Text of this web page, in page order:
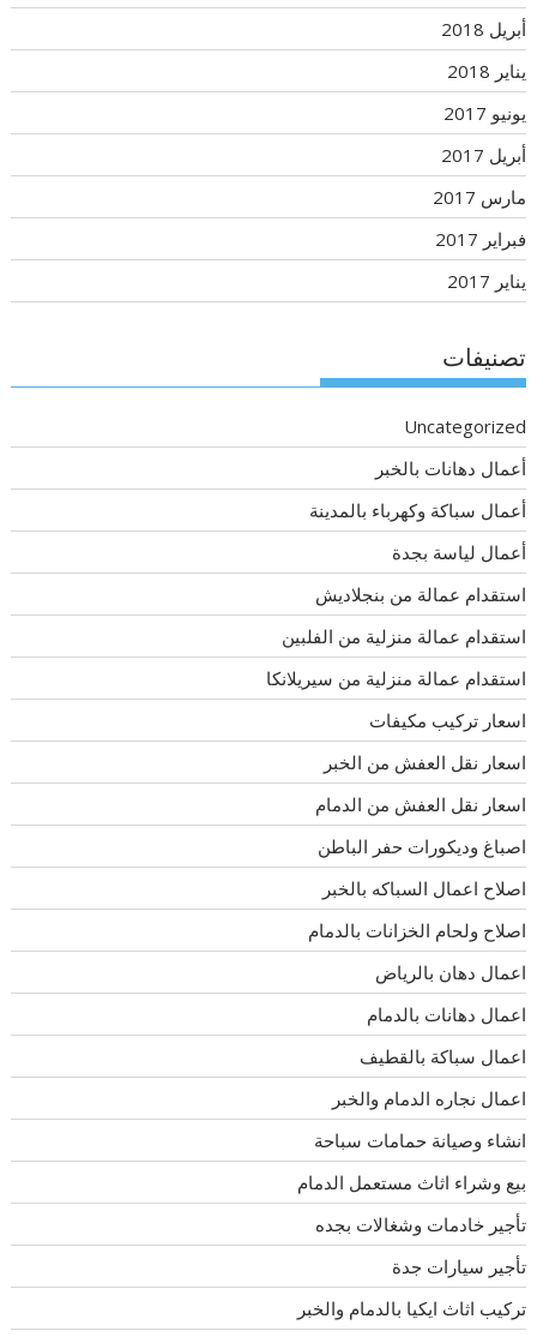
أبريل 2018
يناير 2018
يونيو 2017
أبريل 2017
مارس 2017
فبراير 2017
يناير 2017
تصنيفات
Uncategorized
أعمال دهانات بالخبر
أعمال سباكة وكهرباء بالمدينة
أعمال لياسة بجدة
استقدام عمالة من بنجلاديش
استقدام عمالة منزلية من الفلبين
استقدام عمالة منزلية من سيريلانكا
اسعار تركيب مكيفات
اسعار نقل العفش من الخبر
اسعار نقل العفش من الدمام
اصباغ وديكورات حفر الباطن
اصلاح اعمال السباكه بالخبر
اصلاح ولحام الخزانات بالدمام
اعمال دهان بالرياض
اعمال دهانات بالدمام
اعمال سباكة بالقطيف
اعمال نجاره الدمام والخبر
انشاء وصيانة حمامات سباحة
بيع وشراء اثاث مستعمل الدمام
تأجير خادمات وشغالات بجده
تأجير سيارات جدة
تركيب اثاث ايكيا بالدمام والخبر